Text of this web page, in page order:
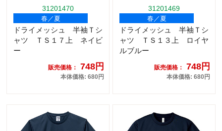
31201470
春／夏
ドライメッシュ 半袖Ｔシ
ャツ ＴＳ１７上 ネイビ
ー
販売価格： 748円
本体価格: 680円
31201469
春／夏
ドライメッシュ 半袖Ｔシ
ャツ ＴＳ１３上 ロイヤ
ルブルー
販売価格： 748円
本体価格: 680円